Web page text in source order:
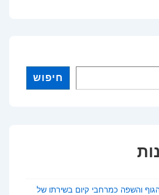
חיפוש
הגוף והשפה כמרחבי קיום בשירתו של